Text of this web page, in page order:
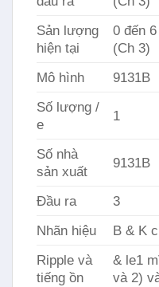
Sản lượng
hiện tại
0 đến
(Ch 3)
Mô hình
9131B
Số lượng /
e
1
Số nhà
sản xuất
9131B
Đầu ra
3
Nhãn hiệu
B & K
Ripple và
tiếng ồn
& le1
và 2)